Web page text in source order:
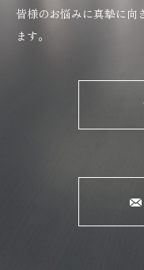
皆様のお悩みに真摯に向
ます。